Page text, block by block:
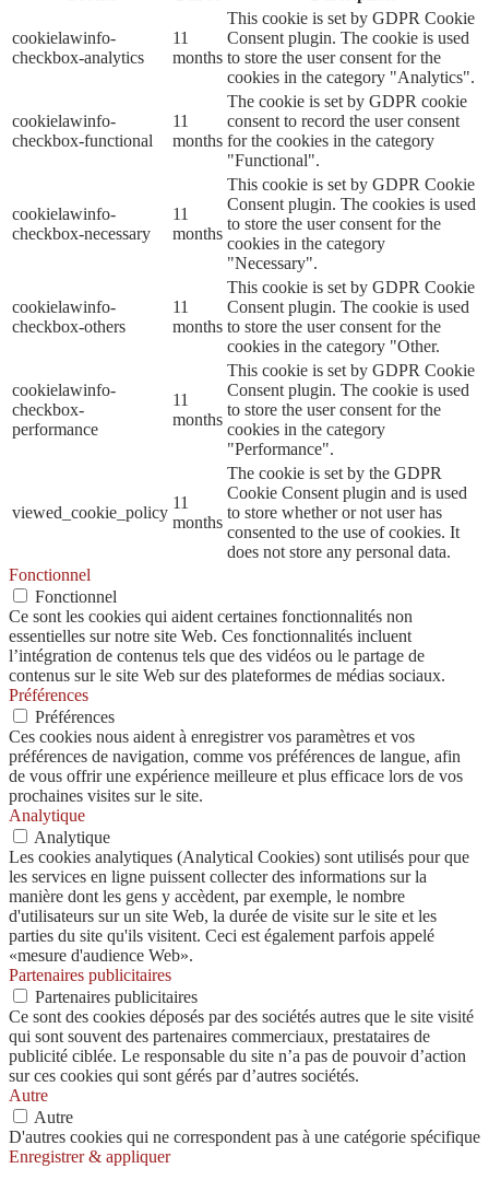
cookielawinfo-
checkbox-analytics
11
months
This cookie is set by GDPR Cookie
Consent plugin. The cookie is used
to store the user consent for the
cookies in the category "Analytics".
cookielawinfo-
checkbox-functional
11
months
The cookie is set by GDPR cookie
consent to record the user consent
for the cookies in the category
"Functional".
cookielawinfo-
checkbox-necessary
11
months
This cookie is set by GDPR Cookie
Consent plugin. The cookies is used
to store the user consent for the
cookies in the category
"Necessary".
cookielawinfo-
checkbox-others
11
months
This cookie is set by GDPR Cookie
Consent plugin. The cookie is used
to store the user consent for the
cookies in the category "Other.
cookielawinfo-
checkbox-
performance
11
months
This cookie is set by GDPR Cookie
Consent plugin. The cookie is used
to store the user consent for the
cookies in the category
"Performance".
viewed_cookie_policy
11
months
The cookie is set by the GDPR
Cookie Consent plugin and is used
to store whether or not user has
consented to the use of cookies. It
does not store any personal data.
Fonctionnel
Fonctionnel
Ce sont les cookies qui aident certaines fonctionnalités non
essentielles sur notre site Web. Ces fonctionnalités incluent
l’intégration de contenus tels que des vidéos ou le partage de
contenus sur le site Web sur des plateformes de médias sociaux.
Préférences
Préférences
Ces cookies nous aident à enregistrer vos paramètres et vos
préférences de navigation, comme vos préférences de langue, afin
de vous offrir une expérience meilleure et plus efficace lors de vos
prochaines visites sur le site.
Analytique
Analytique
Les cookies analytiques (Analytical Cookies) sont utilisés pour que
les services en ligne puissent collecter des informations sur la
manière dont les gens y accèdent, par exemple, le nombre
d'utilisateurs sur un site Web, la durée de visite sur le site et les
parties du site qu'ils visitent. Ceci est également parfois appelé
«mesure d'audience Web».
Partenaires publicitaires
Partenaires publicitaires
Ce sont des cookies déposés par des sociétés autres que le site visité
qui sont souvent des partenaires commerciaux, prestataires de
publicité ciblée. Le responsable du site n’a pas de pouvoir d’action
sur ces cookies qui sont gérés par d’autres sociétés.
Autre
Autre
D'autres cookies qui ne correspondent pas à une catégorie spécifique
Enregistrer & appliquer